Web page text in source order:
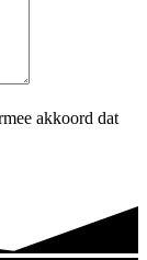
akkoord dat